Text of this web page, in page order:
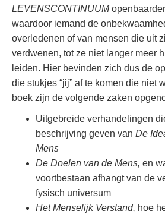
LEVENSCONTINUÜM
waardoor iemand de
overledenen of van mensen die uit
verdwenen, tot ze niet langer meer
leiden. Hier bevinden zich dus de
die stukjes “jij” af te komen die niet
boek zijn de volgende zaken
Uitgebreide verhandelingen
beschrijving geven van De
Mens
De Doelen van de Mens, en
voortbestaan afhangt van de
fysisch universum
Het Menselijk Verstand, hoe